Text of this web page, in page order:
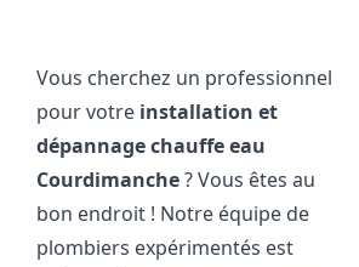
Vous cherchez un professionnel
pour votre installation et
dépannage chauffe eau
Courdimanche? Vous êtes au
bon endroit ! Notre équipe de
plombiers expérimentés est